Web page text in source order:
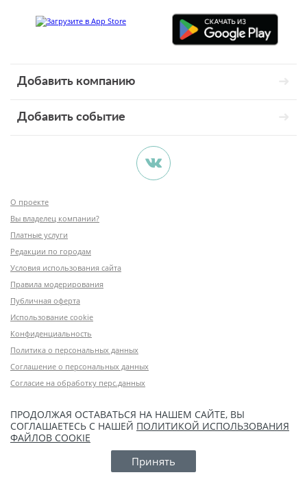
Добавить компанию
Добавить событие
О проекте
Вы владелец компании?
Платные услуги
Редакции по городам
Условия использования сайта
Правила модерирования
Публичная оферта
Использование cookie
Конфиденциальность
Политика о персональных данных
Соглашение о персональных данных
Согласие на обработку перс.данных
ПРОДОЛЖАЯ ОСТАВАТЬСЯ НА НАШЕМ САЙТЕ, ВЫ
СОГЛАШАЕТЕСЬ С НАШЕЙ ПОЛИТИКОЙ ИСПОЛЬЗОВАНИЯ
ФАЙЛОВ COOKIE
Принять